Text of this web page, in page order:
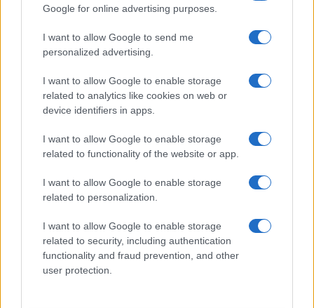
Google for online advertising purposes.
I want to allow Google to send me
personalized advertising.
I want to allow Google to enable storage
related to analytics like cookies on web or
device identifiers in apps.
I want to allow Google to enable storage
related to functionality of the website or app.
I want to allow Google to enable storage
related to personalization.
I want to allow Google to enable storage
related to security, including authentication
functionality and fraud prevention, and other
user protection.
Petrolio in calo: Brent a 91,82$, ribassi a due cifre per greggio
Andrea Innocenti · 5 Ago 2026